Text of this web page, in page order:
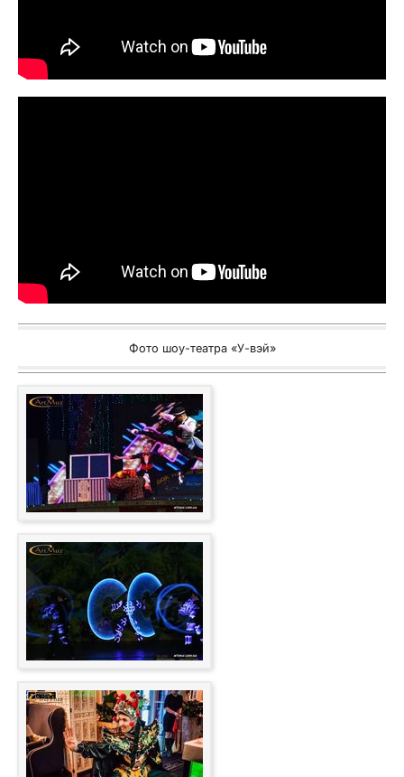
Фото шоу-театра «У-вэй»